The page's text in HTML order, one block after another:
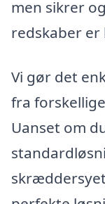
men sikrer
redskaber
Vi gør det
fra
Uanset om